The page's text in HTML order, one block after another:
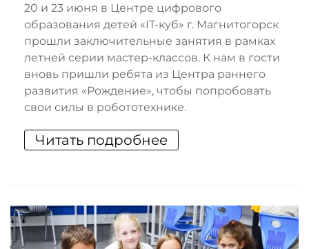
20 и 23 июня в Центре цифрового
образования детей «IT-куб» г. Магнитогорск
прошли заключительные занятия в рамках
летней серии мастер-классов. К нам в гости
вновь пришли ребята из Центра раннего
развития «Рождение», чтобы попробовать
свои силы в робототехнике.
Читать подробнее